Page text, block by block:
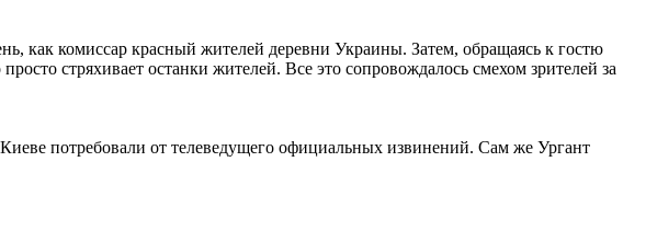
как комиссар красный жителей деревни Украины. Затем, обращаясь к гостю
стряхивает останки жителей. Все это сопровождалось смехом зрителей за
потребовали от телеведущего официальных извинений. Сам же Ургант